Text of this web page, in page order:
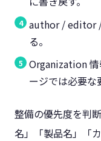
author / editor
る。
Organization
ージでは必要な
整備の優先度を判
名」「製品名」「